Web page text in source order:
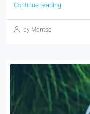
Continue reading
by Montse